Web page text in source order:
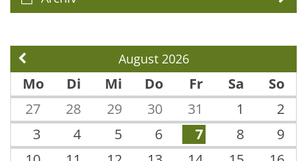
Vorherige Seite August 2026
Mo Di Mi Do Fr Sa
So
27
28 29 30 31 1
2
3
4 5 6 7 8
9